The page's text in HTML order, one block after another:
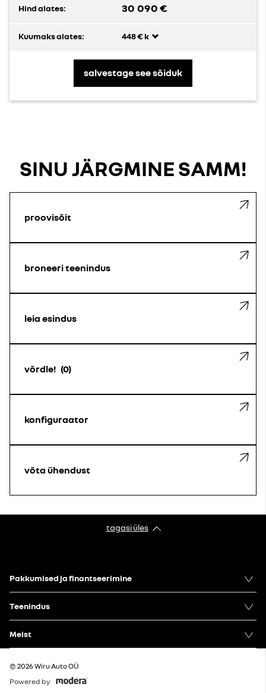
Hind alates: 30 090 €
Kuumaks alates: 448 € k
salvestage see sõiduk
SINU JÄRGMINE SAMM!
proovisõit
broneeri teenindus
leia esindus
võrdle! 0
konfiguraator
võta ühendust
tagasi üles
Pakkumised ja finantseerimine
Teenindus
Meist
© 2026 Wiru Auto OÜ
Powered by